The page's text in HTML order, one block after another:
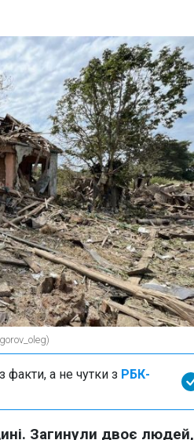
факти, а не чутки з РБК-
Загинули двоє людей,